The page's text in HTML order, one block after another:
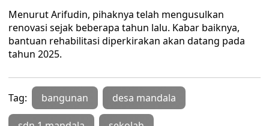
Menurut Arifudin, pihaknya telah mengusulkan
renovasi sejak beberapa tahun lalu. Kabar baiknya,
bantuan rehabilitasi diperkirakan akan datang pada
tahun 2025.
Tag: bangunan desa mandala